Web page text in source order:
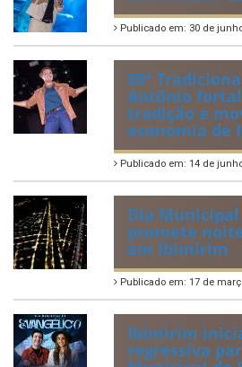
Quadrilhas
Ibimirim
tradição e
munícipio
Publicado em: 2 de julho
Tradicional
no Povoado
88ª
Antônio
tradição e
economia de
Publicado em: 14 de